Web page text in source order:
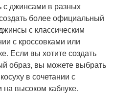
с джинсами в разных
более официальный
с классическим
с кроссовками или
Если вы хотите создать
образ, вы можете выбрать
в сочетании с
на высоком каблуке.